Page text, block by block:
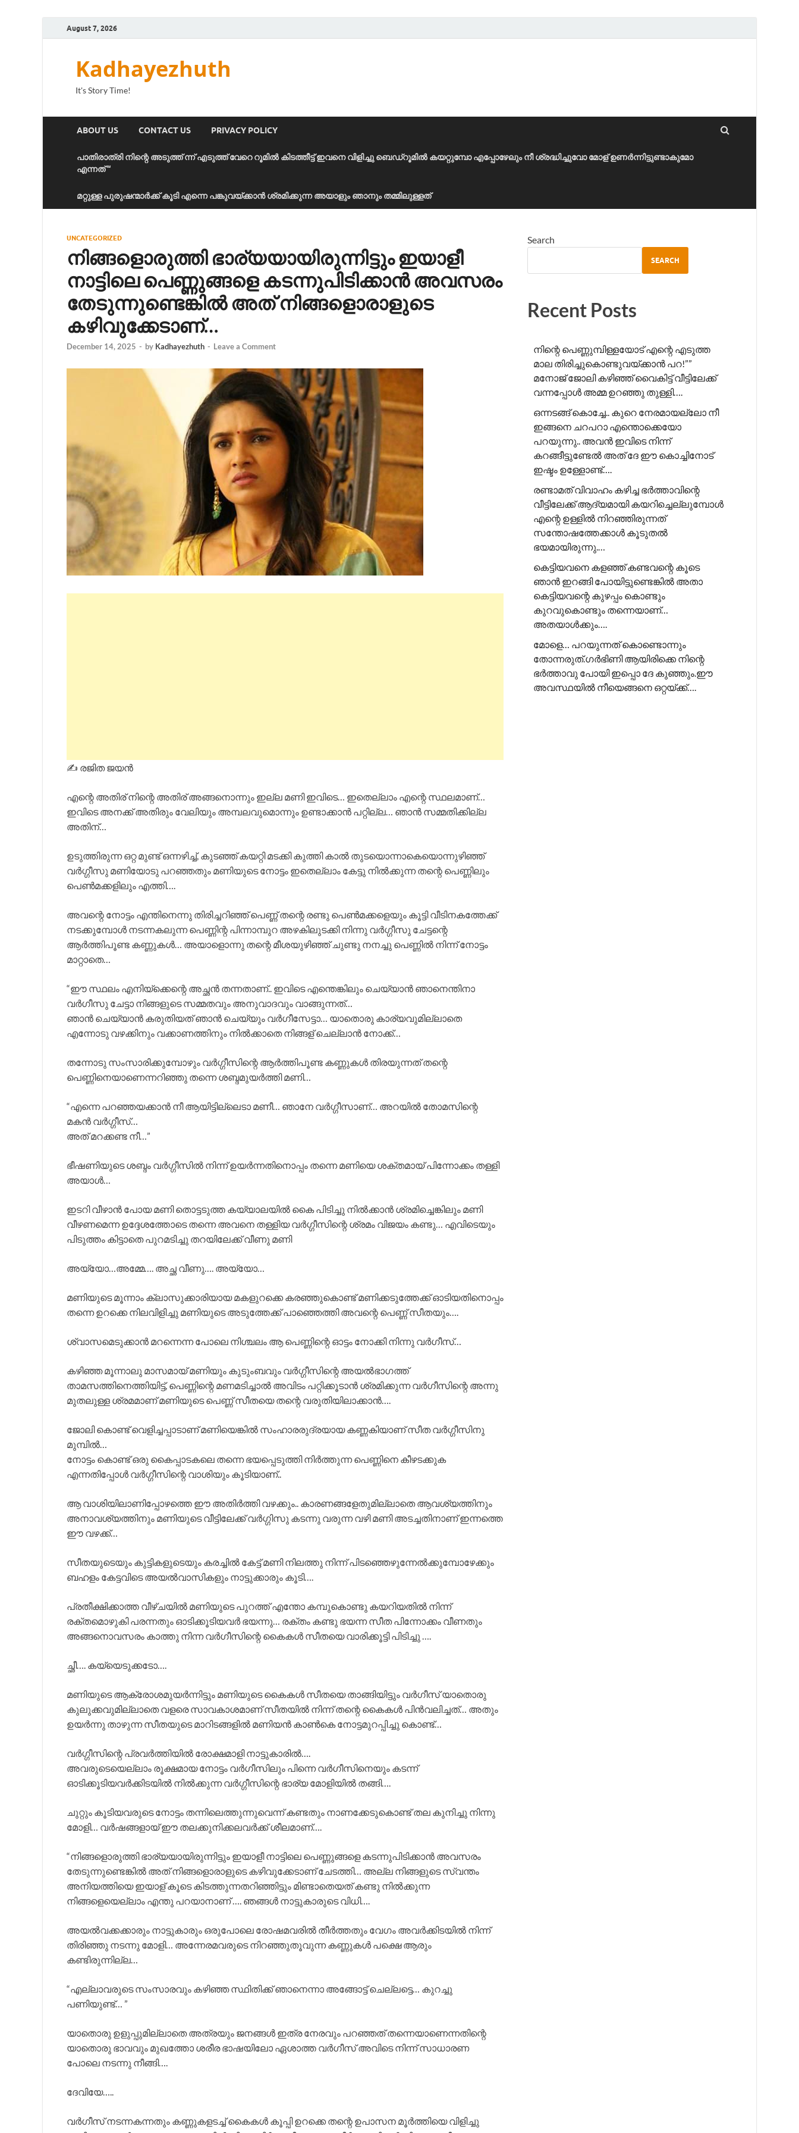
August 7, 2026
Kadhayezhuth
It's Story Time!
ABOUT US CONTACT US PRIVACY POLICY
പാതിരാത്രി നിന്റെ അടുത്ത് ന്ന് എടുത്ത് വേറെ റൂമിൽ കിടത്തീട്ട് ഇവനെ വിളിച്ചു ബെഡ്‌റൂമിൽ കയറ്റുമ്പോ എപ്പോഴേലും നീ ശ്രദ്ധിച്ചുവോ മോള് ഉണർന്നിട്ടുണ്ടാകുമോ
എന്നത് “
മറ്റുള്ള പുരുഷന്മാർക്ക് കൂടി എന്നെ പങ്കുവയ്ക്കാൻ ശ്രമിക്കുന്ന അയാളും ഞാനും തമ്മിലുള്ളത്
UNCATEGORIZED
നിങ്ങളൊരുത്തി ഭാര്യയായിരുന്നിട്ടും ഇയാളീ
നാട്ടിലെ പെണ്ണുങ്ങളെ കടന്നുപിടിക്കാൻ അവസരം
തേടുന്നുണ്ടെങ്കിൽ അത് നിങ്ങളൊരാളുടെ
കഴിവുക്കേടാണ്…
December 14, 2025 - by Kadhayezhuth - Leave a Comment
✍️ രജിത ജയൻ
എന്റെ അതിര് നിന്റെ അതിര് അങ്ങനൊന്നും ഇല്ല മണി ഇവിടെ… ഇതെല്ലാം എന്റെ സ്ഥലമാണ്…
ഇവിടെ അനക്ക് അതിരും വേലിയും അമ്പലവുമൊന്നും ഉണ്ടാക്കാൻ പറ്റില്ല… ഞാൻ സമ്മതിക്കില്ല
അതിന്…
ഉടുത്തിരുന്ന ഒറ്റ മുണ്ട് ഒന്നഴിച്ച്, കുടഞ്ഞ് കയറ്റി മടക്കി കുത്തി കാൽ തുടയൊന്നാകെയൊന്നുഴിഞ്ഞ്
വർഗ്ഗീസു മണിയോടു പറഞ്ഞതും മണിയുടെ നോട്ടം ഇതെല്ലാം കേട്ടു നിൽക്കുന്ന തന്റെ പെണ്ണിലും
പെൺമക്കളിലും എത്തി….
അവന്റെ നോട്ടം എന്തിനെന്നു തിരിച്ചറിഞ്ഞ് പെണ്ണ് തന്റെ രണ്ടു പെൺമക്കളെയും കൂട്ടി വീടിനകത്തേക്ക്
നടക്കുമ്പോൾ നടന്നകലുന്ന പെണ്ണിന്റ പിന്നാമ്പുറ അഴകിലുടക്കി നിന്നു വർഗ്ഗീസു ചേട്ടന്റെ
ആർത്തിപൂണ്ട കണ്ണുകൾ… അയാളൊന്നു തന്റെ മീശയുഴിഞ്ഞ് ചുണ്ടു നനച്ചു പെണ്ണിൽ നിന്ന് നോട്ടം
മാറ്റാതെ…
“ഈ സ്ഥലം എനിയ്ക്കെന്റെ അച്ഛൻ തന്നതാണ്.. ഇവിടെ എന്തെങ്കിലും ചെയ്യാൻ ഞാനെന്തിനാ
വർഗീസു ചേട്ടാ നിങ്ങളുടെ സമ്മതവും അനുവാദവും വാങ്ങുന്നത്…
ഞാൻ ചെയ്യാൻ കരുതിയത് ഞാൻ ചെയ്യും വർഗീസേട്ടാ… യാതൊരു കാര്യവുമില്ലാതെ
എന്നോടു വഴക്കിനും വക്കാണത്തിനും നിൽക്കാതെ നിങ്ങള് ചെല്ലാൻ നോക്ക്…
തന്നോടു സംസാരിക്കുമ്പോഴും വർഗ്ഗീസിന്റെ ആർത്തിപൂണ്ട കണ്ണുകൾ തിരയുന്നത് തന്റെ
പെണ്ണിനെയാണെന്നറിഞ്ഞു തന്നെ ശബ്ദമുയർത്തി മണി…
“എന്നെ പറഞ്ഞയക്കാൻ നീ ആയിട്ടില്ലെടാ മണീ… ഞാനേ വർഗ്ഗീസാണ്… അറയിൽ തോമസിന്റെ
മകൻ വർഗ്ഗീസ്…
അത് മറക്കണ്ട നീ…”
ഭീഷണിയുടെ ശബ്ദം വർഗ്ഗീസിൽ നിന്ന് ഉയർന്നതിനൊപ്പം തന്നെ മണിയെ ശക്തമായ് പിന്നോക്കം തള്ളി
അയാൾ…
ഇടറി വീഴാൻ പോയ മണി തൊട്ടടുത്ത കയ്യാലയിൽ കൈ പിടിച്ചു നിൽക്കാൻ ശ്രമിച്ചെങ്കിലും മണി
വീഴണമെന്ന ഉദ്ദേശത്തോടെ തന്നെ അവനെ തള്ളിയ വർഗ്ഗീസിന്റെ ശ്രമം വിജയം കണ്ടു… എവിടെയും
പിടുത്തം കിട്ടാതെ പുറമടിച്ചു തറയിലേക്ക് വീണു മണി
അയ്യോ…അമ്മേ…. അച്ഛ വീണു…. അയ്യോ…
മണിയുടെ മൂന്നാം ക്ലാസുക്കാരിയായ മകളുറക്കെ കരഞ്ഞുകൊണ്ട് മണിക്കടുത്തേക്ക് ഓടിയതിനൊപ്പം
തന്നെ ഉറക്കെ നിലവിളിച്ചു മണിയുടെ അടുത്തേക്ക് പാഞ്ഞെത്തി അവന്റെ പെണ്ണ് സീതയും….
ശ്വാസമെടുക്കാൻ മറന്നെന്ന പോലെ നിശ്ചലം ആ പെണ്ണിന്റെ ഓട്ടം നോക്കി നിന്നു വർഗീസ്…
കഴിഞ്ഞ മൂന്നാലു മാസമായ് മണിയും കുടുംബവും വർഗ്ഗീസിന്റെ അയൽഭാഗത്ത്
താമസത്തിനെത്തിയിട്ട്, പെണ്ണിന്റെ മണമടിച്ചാൽ അവിടം പറ്റിക്കൂടാൻ ശ്രമിക്കുന്ന വർഗീസിന്റെ അന്നു
മുതലുള്ള ശ്രമമാണ് മണിയുടെ പെണ്ണ് സീതയെ തന്റെ വരുതിയിലാക്കാൻ….
ജോലി കൊണ്ട് വെളിച്ചപ്പാടാണ് മണിയെങ്കിൽ സംഹാരരുദ്രയായ കണ്ണകിയാണ് സീത വർഗ്ഗീസിനു
മുമ്പിൽ…
നോട്ടം കൊണ്ട് ഒരു കൈപ്പാടകലെ തന്നെ ഭയപ്പെടുത്തി നിർത്തുന്ന പെണ്ണിനെ കീഴടക്കുക
എന്നതിപ്പോൾ വർഗ്ഗീസിന്റെ വാശിയും കൂടിയാണ്..
ആ വാശിയിലാണിപ്പോഴത്തെ ഈ അതിർത്തി വഴക്കും.. കാരണങ്ങളേതുമില്ലാതെ ആവശ്യത്തിനും
അനാവശ്യത്തിനും മണിയുടെ വീട്ടിലേക്ക് വർഗ്ഗിസു കടന്നു വരുന്ന വഴി മണി അടച്ചതിനാണ് ഇന്നത്തെ
ഈ വഴക്ക്…
സീതയുടെയും കുട്ടികളുടെയും കരച്ചിൽ കേട്ട് മണി നിലത്തു നിന്ന് പിടഞ്ഞെഴുന്നേൽക്കുമ്പോഴേക്കും
ബഹളം കേട്ടവിടെ അയൽവാസികളും നാട്ടുക്കാരും കൂടി….
പ്രതീക്ഷിക്കാത്ത വീഴ്ചയിൽ മണിയുടെ പുറത്ത് എന്തോ കമ്പുകൊണ്ടു കയറിയതിൽ നിന്ന്
രക്തമൊഴുകി പരന്നതും ഓടിക്കൂടിയവർ ഭയന്നു… രക്തം കണ്ടു ഭയന്ന സീത പിന്നോക്കം വീണതും
അങ്ങനൊവസരം കാത്തു നിന്ന വർഗീസിന്റെ കൈകൾ സീതയെ വാരിക്കൂട്ടി പിടിച്ചു ….
ച്ഛീ…. കയ്യെടുക്കടോ….
മണിയുടെ ആക്രോശമുയർന്നിട്ടും മണിയുടെ കൈകൾ സീതയെ താങ്ങിയിട്ടും വർഗീസ് യാതൊരു
കുലുക്കവുമില്ലാതെ വളരെ സാവകാശമാണ് സീതയിൽ നിന്ന് തന്റെ കൈകൾ പിൻവലിച്ചത്… അതും
ഉയർന്നു താഴുന്ന സീതയുടെ മാറിടങ്ങളിൽ മണിയൻ കാൺകെ നോട്ടമുറപ്പിച്ചു കൊണ്ട്…
വർഗ്ഗീസിന്റെ പ്രവർത്തിയിൽ രോക്ഷമാളി നാട്ടുകാരിൽ….
അവരുടെയെല്ലാം രൂക്ഷമായ നോട്ടം വർഗീസിലും പിന്നെ വർഗീസിനെയും കടന്ന്
ഓടിക്കൂടിയവർക്കിടയിൽ നിൽക്കുന്ന വർഗ്ഗീസിന്റെ ഭാര്യ മോളിയിൽ തങ്ങി….
ചുറ്റും കൂടിയവരുടെ നോട്ടം തന്നിലെത്തുന്നുവെന്ന് കണ്ടതും നാണക്കേടുകൊണ്ട് തല കുനിച്ചു നിന്നു
മോളി… വർഷങ്ങളായ് ഈ തലക്കുനിക്കലവർക്ക് ശീലമാണ്….
“നിങ്ങളൊരുത്തി ഭാര്യയായിരുന്നിട്ടും ഇയാളീ നാട്ടിലെ പെണ്ണുങ്ങളെ കടന്നുപിടിക്കാൻ അവസരം
തേടുന്നുണ്ടെങ്കിൽ അത് നിങ്ങളൊരാളുടെ കഴിവുക്കേടാണ് ചേടത്തി… അല്ല നിങ്ങളുടെ സ്വന്തം
അനിയത്തിയെ ഇയാള് കൂടെ കിടത്തുന്നതറിഞ്ഞിട്ടും മിണ്ടാതെയത് കണ്ടു നിൽക്കുന്ന
നിങ്ങളെയെല്ലാം എന്തു പറയാനാണ് …. ഞങ്ങൾ നാട്ടുകാരുടെ വിധി….
അയൽവക്കക്കാരും നാട്ടുകാരും ഒരുപോലെ രോഷമവരിൽ തീർത്തതും വേഗം അവർക്കിടയിൽ നിന്ന്
തിരിഞ്ഞു നടന്നു മോളി… അന്നേരമവരുടെ നിറഞ്ഞുതൂവുന്ന കണ്ണുകൾ പക്ഷെ ആരും
കണ്ടിരുന്നില്ല…
“എല്ലാവരുടെ സംസാരവും കഴിഞ്ഞ സ്ഥിതിക്ക് ഞാനെന്നാ അങ്ങോട്ട് ചെല്ലട്ടെ… കുറച്ചു
പണിയുണ്ട്… ”
യാതൊരു ഉളുപ്പുമില്ലാതെ അത്രയും ജനങ്ങൾ ഇത്ര നേരവും പറഞ്ഞത് തന്നെയാണെന്നതിന്റെ
യാതൊരു ഭാവവും മുഖത്തോ ശരീര ഭാഷയിലോ ഏശാത്ത വർഗീസ് അവിടെ നിന്ന് സാധാരണ
പോലെ നടന്നു നീങ്ങി….
ദേവിയേ…..
വർഗീസ് നടന്നകന്നതും കണ്ണുകളടച്ച് കൈകൾ കൂപ്പി ഉറക്കെ തന്റെ ഉപാസന മൂർത്തിയെ വിളിച്ചു
Search
SEARCH
Recent Posts
നിന്റെ പെണ്ണുമ്പിള്ളയോട് എന്റെ എടുത്ത
മാല തിരിച്ചുകൊണ്ടുവയ്ക്കാൻ പറ!”” ​
മനോജ് ജോലി കഴിഞ്ഞ് വൈകിട്ട് വീട്ടിലേക്ക്
വന്നപ്പോൾ അമ്മ ഉറഞ്ഞു തുള്ളി….
ഒന്നടങ്ങ് കൊച്ചേ.. കുറെ നേരമായല്ലോ നീ
ഇങ്ങനെ ചറപറാ എന്തൊക്കെയോ
പറയുന്നു.. അവൻ ഇവിടെ നിന്ന്
കറങ്ങീട്ടുണ്ടേൽ അത് ദേ ഈ കൊച്ചിനോട്
ഇഷ്ടം ഉള്ളോണ്ട്….
രണ്ടാമത് വിവാഹം കഴിച്ച ഭർത്താവിന്റെ
വീട്ടിലേക്ക് ആദ്യമായി കയറിച്ചെല്ലുമ്പോൾ
എന്റെ ഉള്ളിൽ നിറഞ്ഞിരുന്നത്
സന്തോഷത്തേക്കാൾ കൂടുതൽ
ഭയമായിരുന്നു.…
കെട്ടിയവനെ കളഞ്ഞ് കണ്ടവന്റെ കൂടെ
ഞാൻ ഇറങ്ങി പോയിട്ടുണ്ടെങ്കിൽ അതാ
കെട്ടിയവന്റെ കുഴപ്പം കൊണ്ടും
കുറവുകൊണ്ടും തന്നെയാണ്…
അതയാൾക്കും….
മോളെ… പറയുന്നത് കൊണ്ടൊന്നും
തോന്നരുത്.ഗർഭിണി ആയിരിക്കെ നിന്റെ
ഭർത്താവു പോയി ഇപ്പൊ ദേ കുഞ്ഞും.ഈ
അവസ്ഥയിൽ നീയെങ്ങനെ ഒറ്റയ്ക്ക്….